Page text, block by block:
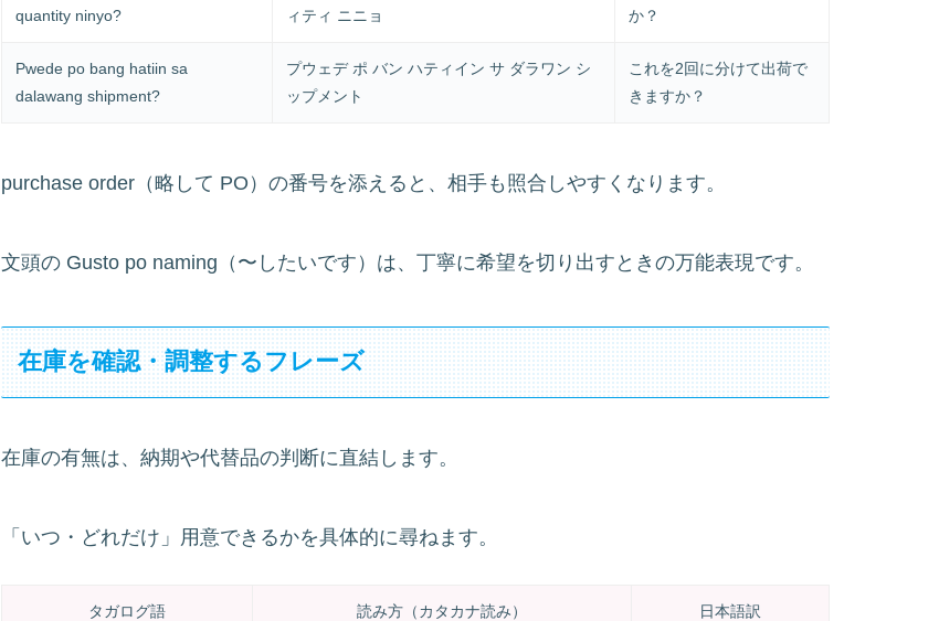
quantity ninyo?
ィティ ニニョ
か？
Pwede po bang hatiin sa
dalawang shipment?
プウェデ ポ バン ハティイン サ ダラワン シ
ップメント
これを2回に分けて出荷で
きますか？
purchase order（略して PO）の番号を添えると、相手も照合しやすくなります。
文頭の Gusto po naming（〜したいです）は、丁寧に希望を切り出すときの万能表現です。
在庫を確認・調整するフレーズ
在庫の有無は、納期や代替品の判断に直結します。
「いつ・どれだけ」用意できるかを具体的に尋ねます。
タガログ語 読み方（カタカナ読み） 日本語訳